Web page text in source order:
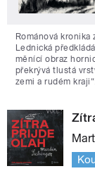
Románová
Lednická
měnící obraz
překrývá tlustá
zemi a rudém kraji“.